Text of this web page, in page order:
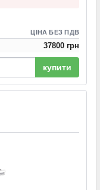
ЦІНА БЕЗ ПДВ
37800 грн
купити